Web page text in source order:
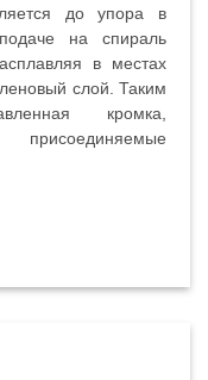
до упора в
на спираль
в местах
слой. Таким
кромка,